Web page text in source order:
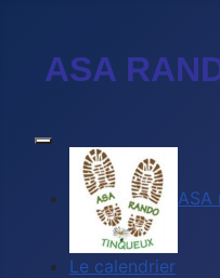
ASA
ASA
Le calendrier